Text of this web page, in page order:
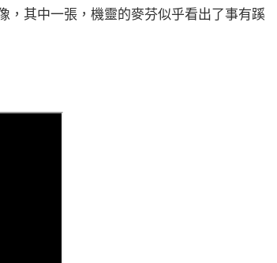
，其中一張，機靈的麥芬似乎看出了事有蹊